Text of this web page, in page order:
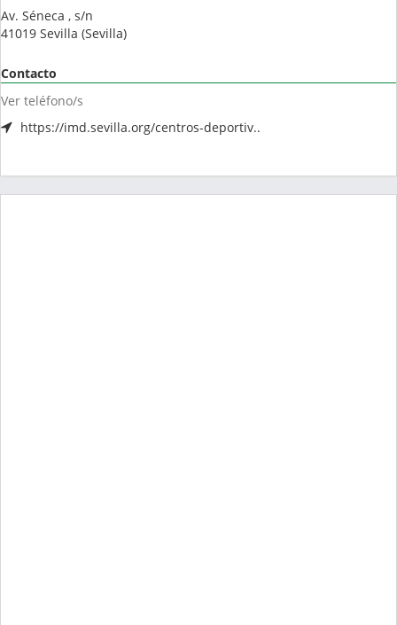
Av. Séneca , s/n
41019 Sevilla (Sevilla)
Contacto
Ver teléfono/s
https://imd.sevilla.org/centros-deportiv..